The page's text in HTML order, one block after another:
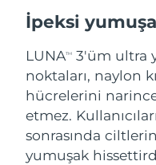
İpeksi
LUNATM
3'üm ultra
noktaları, naylon
hücrelerini
etmez.
sonrasında
yumuşak
Suudi Arabistan
Singapur
Slovakya